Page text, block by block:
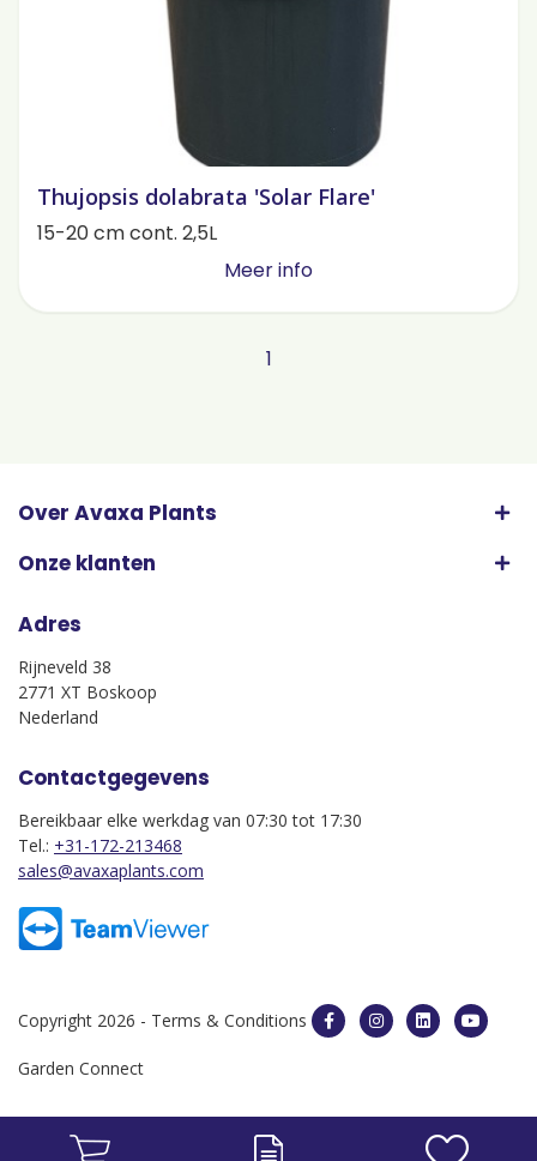
Thujopsis dolabrata 'Solar Flare'
15-20 cm cont. 2,5L
Meer info
1
Over Avaxa Plants
Onze klanten
Adres
Rijneveld 38
2771 XT Boskoop
Nederland
Contactgegevens
Bereikbaar elke werkdag van 07:30 tot 17:30
Tel.: +31-172-213468
sales@avaxaplants.com
Copyright 2026 - Terms & Conditions
Garden Connect